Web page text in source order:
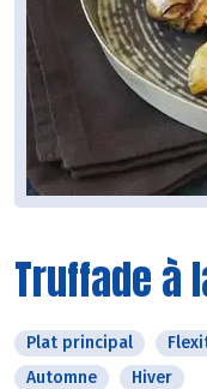
Truffade à
Plat principal
Automne
Hiver